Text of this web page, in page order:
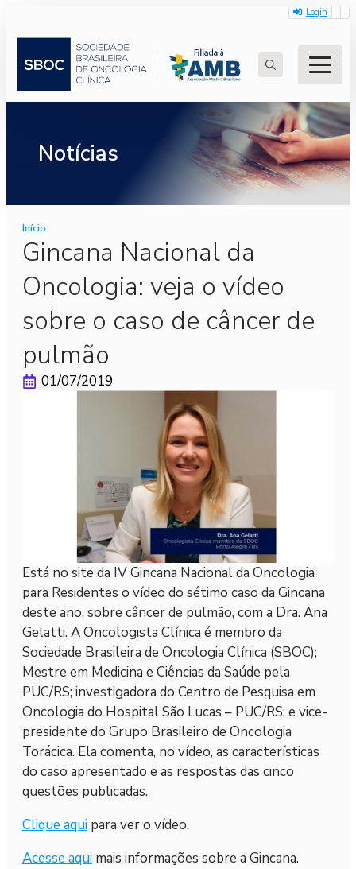
Login
for:
Notícias
Início
Gincana Nacional da
Oncologia: veja o vídeo
sobre o caso de câncer de
pulmão
01/07/2019
Está no site da IV Gincana Nacional da Oncologia
para Residentes o vídeo do sétimo caso da Gincana
deste ano, sobre câncer de pulmão, com a Dra. Ana
Gelatti. A Oncologista Clínica é membro da
Sociedade Brasileira de Oncologia Clínica (SBOC);
Mestre em Medicina e Ciências da Saúde pela
PUC/RS; investigadora do Centro de Pesquisa em
Oncologia do Hospital São Lucas – PUC/RS; e vice-
presidente do Grupo Brasileiro de Oncologia
Torácica. Ela comenta, no vídeo, as características
do caso apresentado e as respostas das cinco
questões publicadas.
Clique aqui para ver o vídeo.
Acesse aqui mais informações sobre a Gincana.